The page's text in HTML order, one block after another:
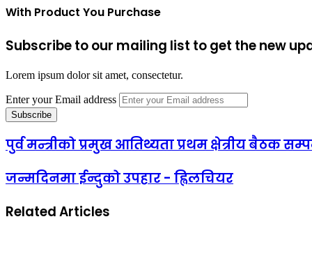
With Product You Purchase
Subscribe to our mailing list to get the new
Lorem ipsum dolor sit amet, consectetur.
Enter your Email address
पुर्व मन्त्रीको प्रमुख आतिथ्यता प्रथम क्षेत्रीय बैठक
जन्मदिनमा ईन्दुको उपहार - ह्विलचियर
Related Articles